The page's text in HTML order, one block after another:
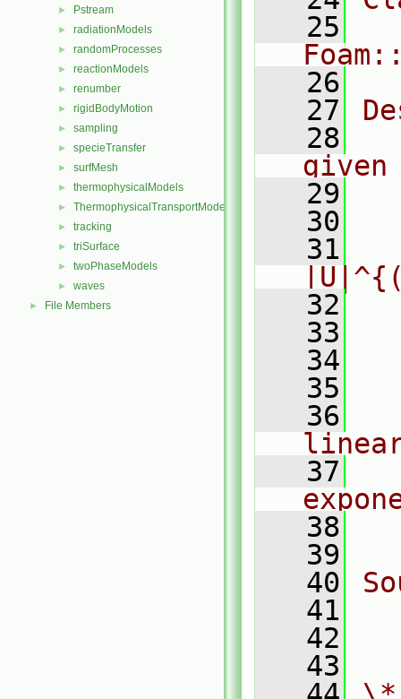
► Pstream
► radiationModels
► randomProcesses
► reactionModels
► renumber
► rigidBodyMotion
► sampling
► specieTransfer
► surfMesh
► thermophysicalModels
► ThermophysicalTransportModels
► tracking
► triSurface
► twoPhaseModels
► waves
► File Members
   25
   26
   27
   28
   29
   30
   31
   32
   33
   34
   35
   36
   37
   38
   39
   40
   41
   42
   43